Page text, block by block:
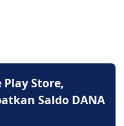
Play Store,
Saldo DANA